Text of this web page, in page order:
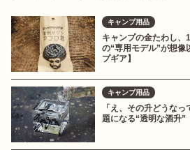
キャンプ用品
キャンプの金たわし、
の“専用モデル”が想像
プギア】
キャンプ用品
「え、その升どうな
題になる“透明な酒升”